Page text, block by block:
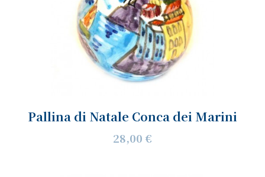
Pallina di Natale Conca dei Marini
28,00 €